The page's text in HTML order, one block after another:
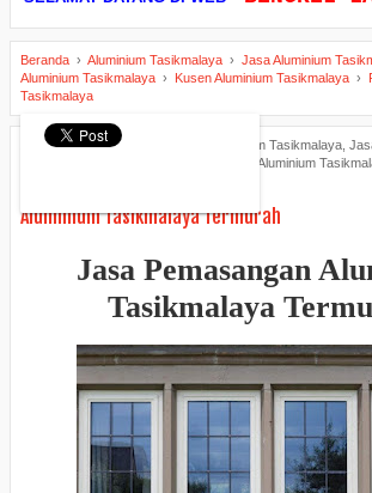
Beranda › Aluminium Tasikmalaya › Jasa Aluminium
Aluminium Tasikmalaya › Kusen Aluminium Tasikmalaya ›
Tasikmalaya
Bengkel Las Aluminium Tasikmalaya
Kusen Aluminium
Aluminium Tasikmalaya Termurah
Jasa Pemasangan
Tasikmalaya